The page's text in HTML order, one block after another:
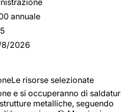
annuale
2026
risorse selezionate
e si occuperanno di
metalliche, seguendo